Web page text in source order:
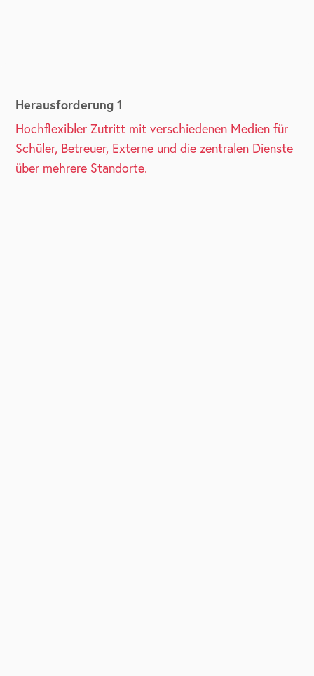
Herausforderung 1
Hochflexibler Zutritt mit verschiedenen Medien für
Schüler, Betreuer, Externe und die zentralen Dienste
über mehrere Standorte.